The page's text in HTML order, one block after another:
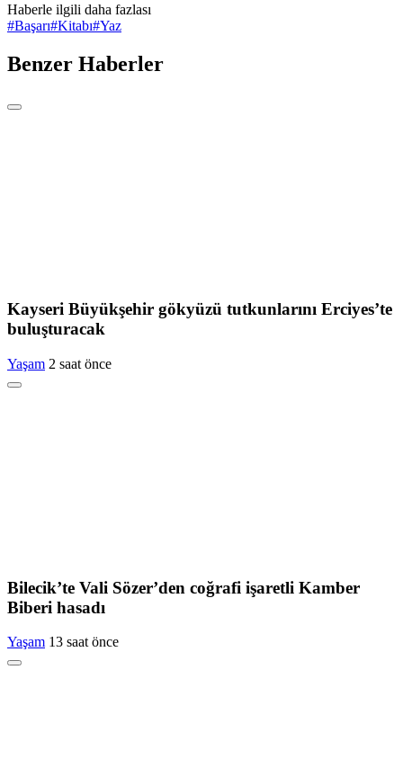
Haberle ilgili daha fazlası
#Başarı#Kitabı#Yaz
Benzer Haberler
Kayseri Büyükşehir gökyüzü tutkunlarını Erciyes’te
buluşturacak
Yaşam 2 saat önce
Bilecik’te Vali Sözer’den coğrafi işaretli Kamber
Biberi hasadı
Yaşam 13 saat önce